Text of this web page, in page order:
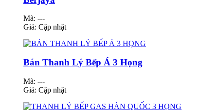
Mã: ---
Giá: Cập nhật
Bán Thanh Lý Bếp Á 3 Họng
Mã: ---
Giá: Cập nhật